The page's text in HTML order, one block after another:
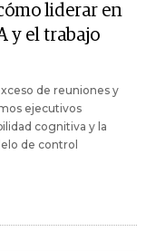
liderar en
y el trabajo
de reuniones y
ejecutivos
cognitiva y la
de control